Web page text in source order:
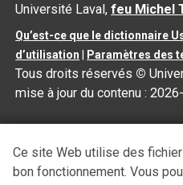
Université Laval,feu Michel
Qu’est-ce que le dictionnaire
d’utilisation
Paramètres des
Tous droits réservés ©
mise à jour du contenu :
Ce site Web utilise des
bon fonctionnement. Vous